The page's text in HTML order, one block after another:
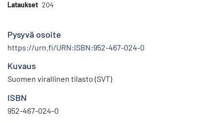
Lataukset 204
Pysyvä osoite
https://urn.fi/URN:ISBN:952-467-024-0
Kuvaus
Suomen virallinen tilasto (SVT)
ISBN
952-467-024-0